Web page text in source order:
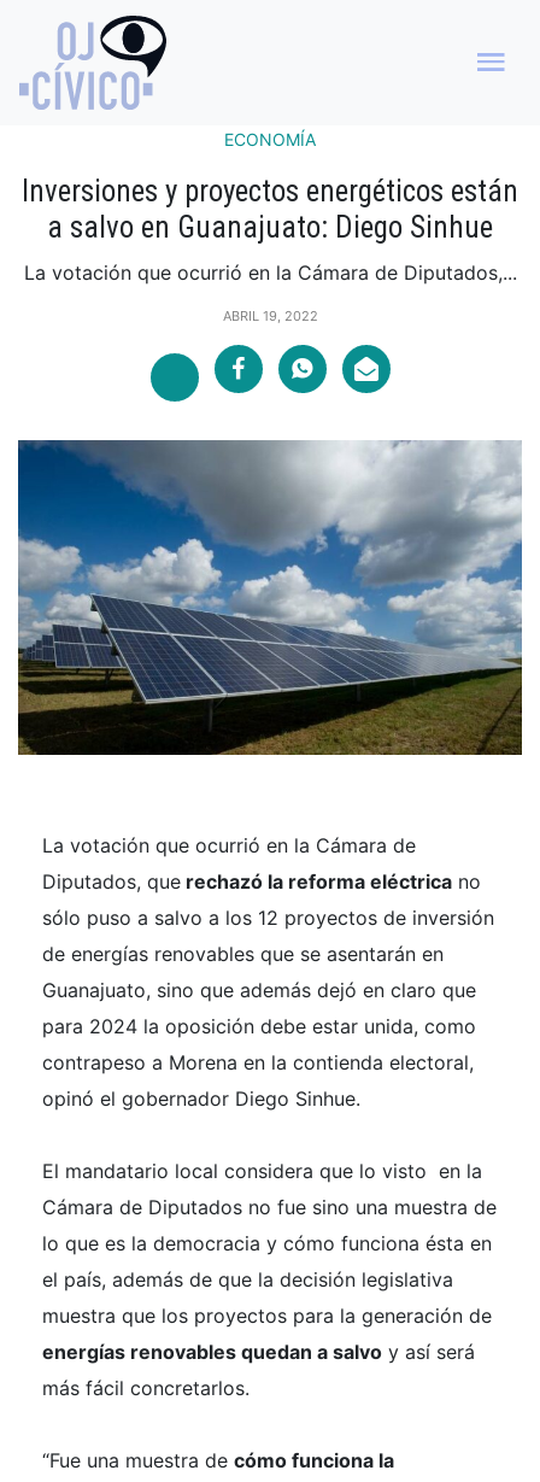
ECONOMÍA
Inversiones y proyectos energéticos están
a salvo en Guanajuato: Diego Sinhue
La votación que ocurrió en la Cámara de Diputados,...
ABRIL 19, 2022
La votación que ocurrió en la Cámara de
Diputados, que rechazó la reforma eléctrica no
sólo puso a salvo a los 12 proyectos de inversión
de energías renovables que se asentarán en
Guanajuato, sino que además dejó en claro que
para 2024 la oposición debe estar unida, como
contrapeso a Morena en la contienda electoral,
opinó el gobernador Diego Sinhue.
El mandatario local considera que lo visto en la
Cámara de Diputados no fue sino una muestra de
lo que es la democracia y cómo funciona ésta en
el país, además de que la decisión legislativa
muestra que los proyectos para la generación de
energías renovables quedan a salvo y así será
más fácil concretarlos.
“Fue una muestra de cómo funciona la